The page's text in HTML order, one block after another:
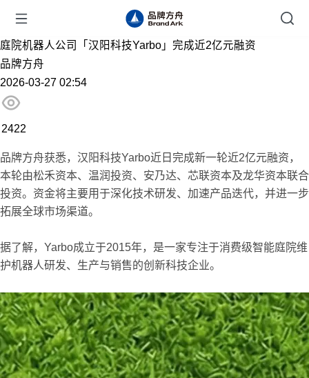
庭院机器人公司「汉阳科技Yarbo」完成近2亿元融资
品牌方舟
2026-03-27 02:54
2422
品牌方舟获悉，汉阳科技Yarbo近日完成新一轮近2亿元融资，
本轮由松禾资本、温润投资、安乃达、芯联资本及龙华资本联合
投资。资金将主要用于深化技术研发、加速产品迭代，并进一步
拓展全球市场渠道。
据了解，Yarbo成立于2015年，是一家专注于消费级智能庭院维
护机器人研发、生产与销售的创新科技企业。